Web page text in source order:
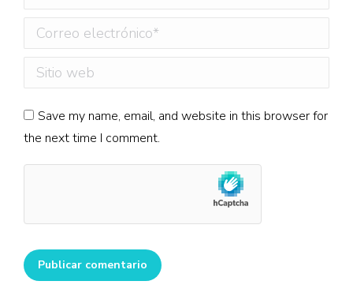
Correo electrónico *
Sitio web
Save my name, email, and website in this browser for
the next time I comment.
Publicar comentario